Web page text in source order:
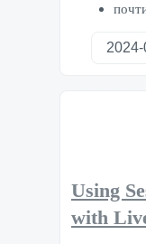
Using
with